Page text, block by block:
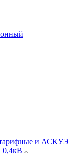
и АСКУЭ
0,4кВ